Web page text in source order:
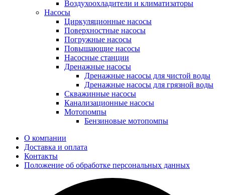
Воздухоохладители и климатизаторы
Насосы
Циркуляционные насосы
Поверхностные насосы
Погружные насосы
Повышающие насосы
Насосные станции
Дренажные насосы
Дренажные насосы для чистой воды
Дренажные насосы для грязной воды
Скважинные насосы
Канализационные насосы
Мотопомпы
Бензиновые мотопомпы
О компании
Доставка и оплата
Контакты
Положение об обработке персональных данных